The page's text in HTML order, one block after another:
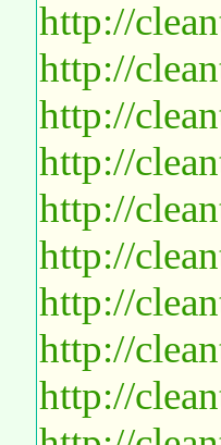
http://
http://
http://
http://
http://
http://
http://
http://
http://